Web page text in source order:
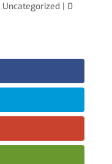
Uncategorized | 0